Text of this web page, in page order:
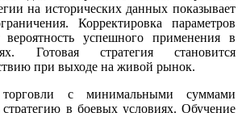
на исторических данных показывает
Корректировка параметров
успешного применения в
Готовая стратегия становится
при выходе на живой рынок.
с минимальными суммами
стратегию в боевых условиях. Обучение